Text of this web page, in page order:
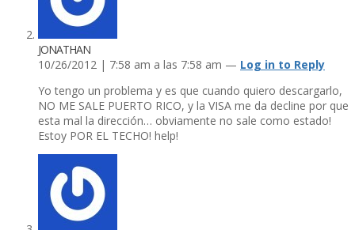
JONATHAN
10/26/2012 | 7:58 am a las 7:58 am — Log in to Reply
Yo tengo un problema y es que cuando quiero descargarlo,
NO ME SALE PUERTO RICO, y la VISA me da decline por que
esta mal la dirección… obviamente no sale como estado!
Estoy POR EL TECHO! help!